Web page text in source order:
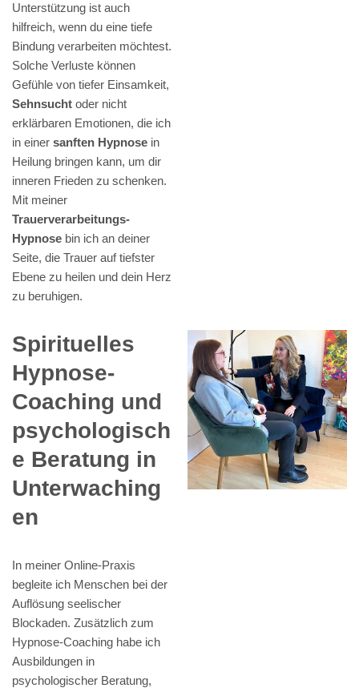
Unterstützung ist auch
hilfreich, wenn du eine tiefe
Bindung verarbeiten möchtest.
Solche Verluste können
Gefühle von tiefer Einsamkeit,
Sehnsucht oder nicht
erklärbaren Emotionen, die ich
in einer sanften Hypnose in
Heilung bringen kann, um dir
inneren Frieden zu schenken.
Mit meiner
Trauerverarbeitungs-
Hypnose bin ich an deiner
Seite, die Trauer auf tiefster
Ebene zu heilen und dein Herz
zu beruhigen.
Spirituelles
Hypnose-
Coaching und
psychologisch
e Beratung in
Unterwaching
en
In meiner Online-Praxis
begleite ich Menschen bei der
Auflösung seelischer
Blockaden. Zusätzlich zum
Hypnose-Coaching habe ich
Ausbildungen in
psychologischer Beratung,